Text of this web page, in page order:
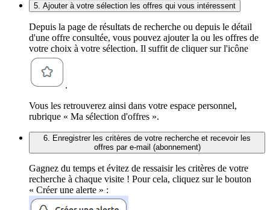
5. Ajouter à votre sélection les offres qui vous intéressent
Depuis la page de résultats de recherche ou depuis le détail
d'une offre consultée, vous pouvez ajouter la ou les offres de
votre choix à votre sélection. Il suffit de cliquer sur l'icône
.
Vous les retrouverez ainsi dans votre espace personnel,
rubrique « Ma sélection d'offres ».
6. Enregistrer les critères de votre recherche et recevoir les
offres par e-mail (abonnement)
Gagnez du temps et évitez de ressaisir les critères de votre
recherche à chaque visite ! Pour cela, cliquez sur le bouton
« Créer une alerte » :